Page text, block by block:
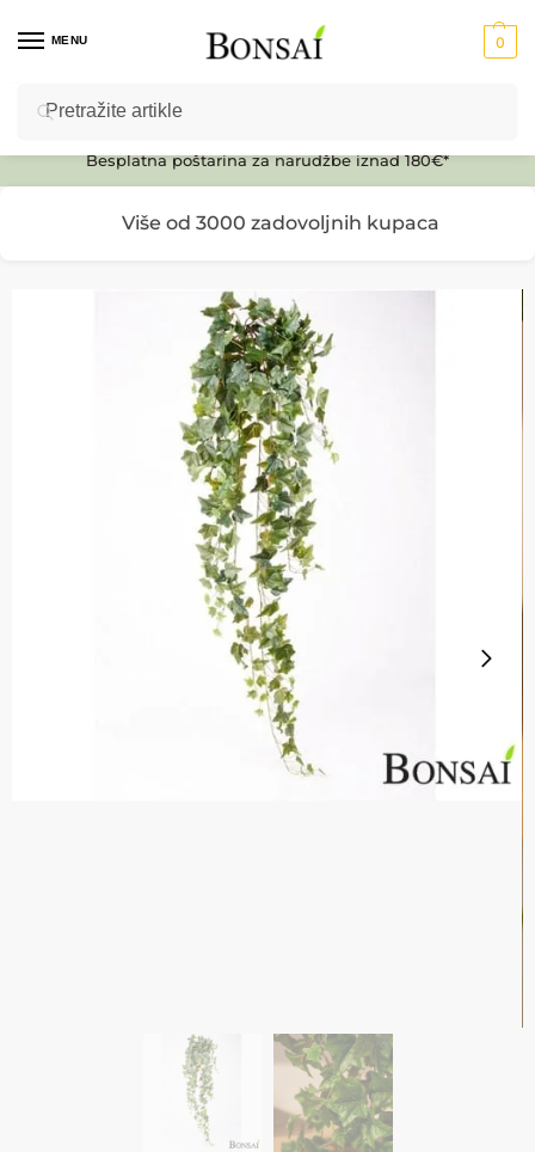
MENU 0
Ulaz u E-SHOP
Besplatna poštarina za narudžbe iznad 180€*
Više od 3000 zadovoljnih kupaca